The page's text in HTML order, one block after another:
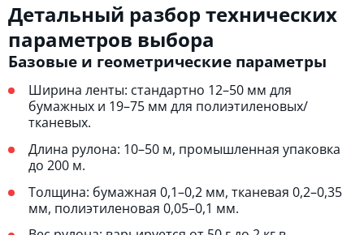
Детальный разбор технических
параметров выбора
Базовые и геометрические параметры
Ширина ленты: стандартно 12–50 мм для
бумажных и 19–75 мм для полиэтиленовых/
тканевых.
Длина рулона: 10–50 м, промышленная упаковка
до 200 м.
Толщина: бумажная 0,1–0,2 мм, тканевая 0,2–0,35
мм, полиэтиленовая 0,05–0,1 мм.